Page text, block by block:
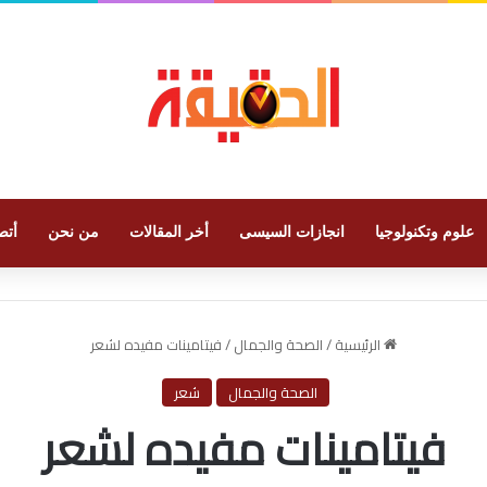
علوم وتكنولوجيا انجازات السيسى أخر المقالات من نحن
الرئيسية/الصحة والجمال/فيتامينات مفيده لشعر
الصحة والجمال
شعر
فيتامينات مفيده لشعر